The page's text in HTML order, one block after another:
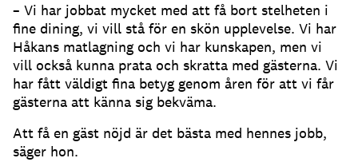
– Vi har jobbat mycket med att få bort stelheten i
fine dining, vi vill stå för en skön upplevelse. Vi har
Håkans matlagning och vi har kunskapen, men vi
vill också kunna prata och skratta med gästerna. Vi
har fått väldigt fina betyg genom åren för att vi får
gästerna att känna sig bekväma.
Att få en gäst nöjd är det bästa med hennes jobb,
säger hon.